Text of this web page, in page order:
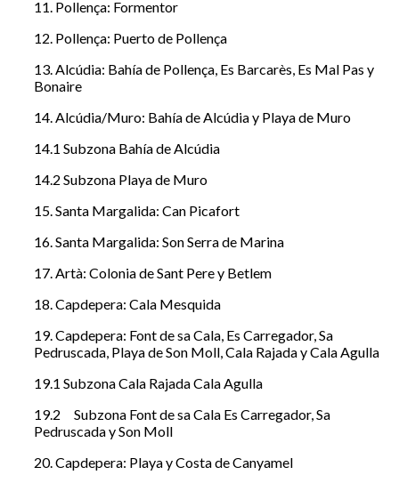
11. Pollença: Formentor
12. Pollença: Puerto de Pollença
13. Alcúdia: Bahía de Pollença, Es Barcarès, Es Mal Pas y
Bonaire
14. Alcúdia/Muro: Bahía de Alcúdia y Playa de Muro
14.1 Subzona Bahía de Alcúdia
14.2 Subzona Playa de Muro
15. Santa Margalida: Can Picafort
16. Santa Margalida: Son Serra de Marina
17. Artà: Colonia de Sant Pere y Betlem
18. Capdepera: Cala Mesquida
19. Capdepera: Font de sa Cala, Es Carregador, Sa
Pedruscada, Playa de Son Moll, Cala Rajada y Cala Agulla
19.1 Subzona Cala Rajada Cala Agulla
19.2
Subzona Font de sa Cala Es Carregador, Sa
Pedruscada y Son Moll
20. Capdepera: Playa y Costa de Canyamel